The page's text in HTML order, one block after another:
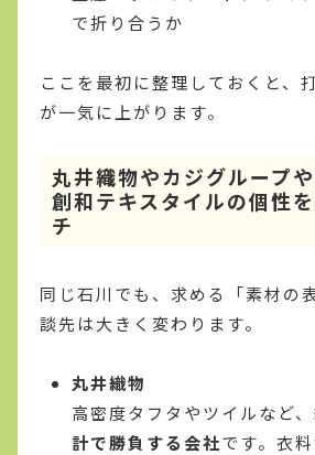
で折り合うか
ここを最初に整理しておくと、
が一気に上がります。
丸井織物やカジグループ
創和テキスタイルの個性
チ
同じ石川でも、求める「素材の
談先は大きく変わります。
丸井織物
高密度タフタやツイルなど、
計で勝負する会社です。衣